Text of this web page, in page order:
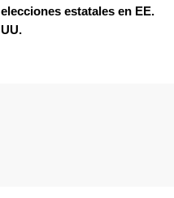
elecciones estatales en EE.
UU.